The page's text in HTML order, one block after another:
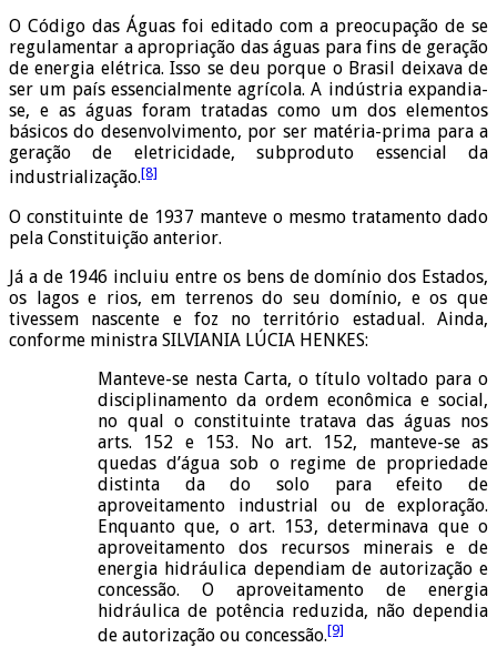
O Código das Águas foi editado com a preocupação de se
regulamentar a apropriação das águas para fins de geração
de energia elétrica. Isso se deu porque o Brasil deixava de
ser um país essencialmente agrícola. A indústria expandia-
se, e as águas foram tratadas como um dos elementos
básicos do desenvolvimento, por ser matéria-prima para a
geração de eletricidade, subproduto essencial da
industrialização.[8]
O constituinte de 1937 manteve o mesmo tratamento dado
pela Constituição anterior.
Já a de 1946 incluiu entre os bens de domínio dos Estados,
os lagos e rios, em terrenos do seu domínio, e os que
tivessem nascente e foz no território estadual. Ainda,
conforme ministra SILVIANIA LÚCIA HENKES:
Manteve-se nesta Carta, o título voltado para o
disciplinamento da ordem econômica e social,
no qual o constituinte tratava das águas nos
arts. 152 e 153. No art. 152, manteve-se as
quedas d’água sob o regime de propriedade
distinta da do solo para efeito de
aproveitamento industrial ou de exploração.
Enquanto que, o art. 153, determinava que o
aproveitamento dos recursos minerais e de
energia hidráulica dependiam de autorização e
concessão. O aproveitamento de energia
hidráulica de potência reduzida, não dependia
de autorização ou concessão.[9]